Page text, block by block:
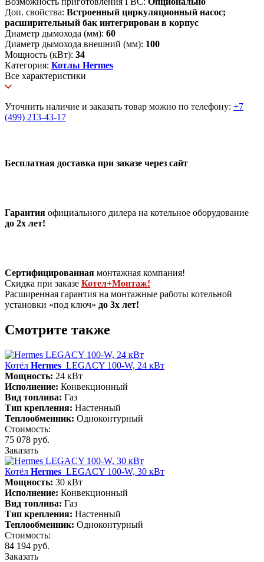
Доп. свойства: Встроенный циркуляционный насос;
расширительный бак интегрирован в корпус
Диаметр дымохода (мм): 60
Диаметр дымохода внешний (мм): 100
Мощность (кВт): 34
Категория: Котлы Hermes
Все характеристики
Уточнить наличие и заказать товар можно по телефону: +7
(499) 213-43-17
Бесплатная доставка при заказе через сайт
Гарантия официального дилера на котельное оборудование
до 2х лет!
Сертифицированная монтажная компания!
Скидка при заказе Котел+Монтаж!
Расширенная гарантия на монтажные работы котельной
установки «под ключ» до 3х лет!
Смотрите также
Котёл Hermes LEGACY 100-W, 24 кВт
Мощность: 24 кВт
Исполнение: Конвекционный
Вид топлива: Газ
Тип крепления: Настенный
Теплообменник: Одноконтурный
Стоимость:
75 078 руб.
Заказать
Котёл Hermes LEGACY 100-W, 30 кВт
Мощность: 30 кВт
Исполнение: Конвекционный
Вид топлива: Газ
Тип крепления: Настенный
Теплообменник: Одноконтурный
Стоимость:
84 194 руб.
Заказать